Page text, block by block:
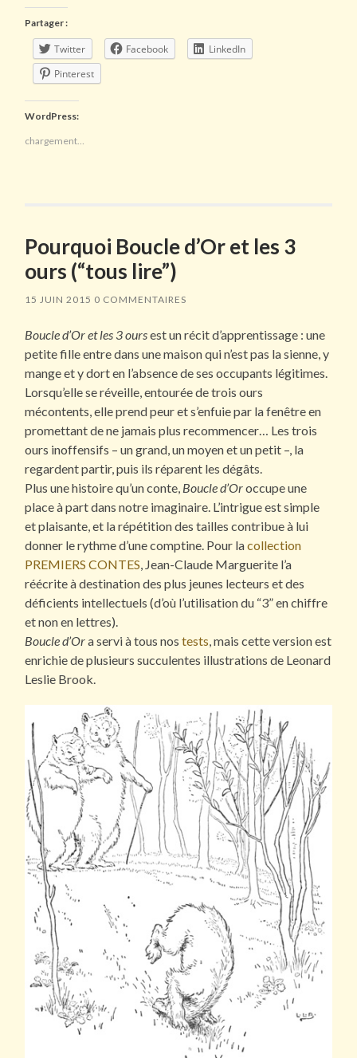
Partager :
Twitter Facebook
LinkedIn
Pinterest
WordPress:
chargement…
Pourquoi Boucle d’Or et les 3
ours (“tous lire”)
15 JUIN 2015 0 COMMENTAIRES
Boucle d’Or et les 3 oursest un récit d’apprentissage : une
petite fille entre dans une maison qui n’est pas la sienne, y
mange et y dort en l’absence de ses occupants légitimes.
Lorsqu’elle se réveille, entourée de trois ours
mécontents, elle prend peur et s’enfuie par la fenêtre en
promettant de ne jamais plus recommencer… Les trois
ours inoffensifs – un grand, un moyen et un petit –, la
regardent partir, puis ils réparent les dégâts.
Plus une histoire qu’un conte, Boucle d’Oroccupe une
place à part dans notre imaginaire. L’intrigue est simple
et plaisante, et la répétition des tailles contribue à lui
donner le rythme d’une comptine. Pour lacollection
PREMIERS CONTES, Jean-Claude Marguerite l’a
réécrite à destination des plus jeunes lecteurs et des
déficients intellectuels (d’où l’utilisation du “3” en chiffre
et non en lettres).
Boucle d’Ora servi à tous nostests, mais cette version est
enrichie de plusieurs succulentes illustrations de Leonard
Leslie Brook.